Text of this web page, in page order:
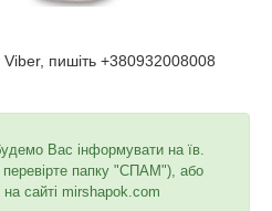
пишіть +380932008008
Вас інформувати на їв.
папку "СПАМ"), або
на сайті mirshapok.com